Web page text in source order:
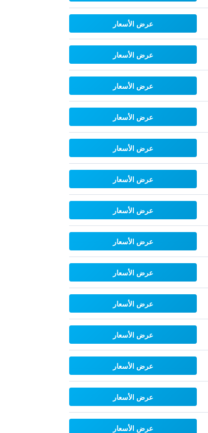
عرض الأسعار
عرض الأسعار
عرض الأسعار
عرض الأسعار
عرض الأسعار
عرض الأسعار
عرض الأسعار
عرض الأسعار
عرض الأسعار
عرض الأسعار
عرض الأسعار
عرض الأسعار
عرض الأسعار
عرض الأسعار